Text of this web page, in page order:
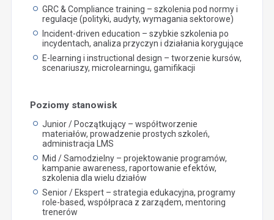
GRC & Compliance training – szkolenia pod normy i
regulacje (polityki, audyty, wymagania sektorowe)
Incident-driven education – szybkie szkolenia po
incydentach, analiza przyczyn i działania korygujące
E-learning i instructional design – tworzenie kursów,
scenariuszy, microlearningu, gamifikacji
Poziomy stanowisk
Junior / Początkujący – współtworzenie
materiałów, prowadzenie prostych szkoleń,
administracja LMS
Mid / Samodzielny – projektowanie programów,
kampanie awareness, raportowanie efektów,
szkolenia dla wielu działów
Senior / Ekspert – strategia edukacyjna, programy
role-based, współpraca z zarządem, mentoring
trenerów